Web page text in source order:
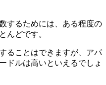
するためには、ある程度の
んどです。
ることはできますが、アパ
ドルは高いといえるでしょ